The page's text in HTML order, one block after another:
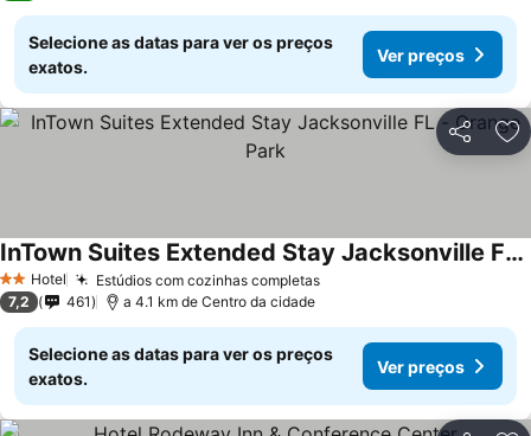
Selecione as datas para ver os preços
exatos.
Ver preços
Partilhar
2 Estrelas
Hotel Estúdios com cozinhas completasVer preços
InTown Suites Extended Stay Jacksonville FL - Orange Park
Ver preços
7,2 461 a 4.1 km de Centro da cidade
Selecione as datas para ver os preços
exatos.
Ver preços